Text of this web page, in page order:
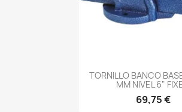
-->
TORNILLO BANCO
MM NIVEL 6"
69,75 €